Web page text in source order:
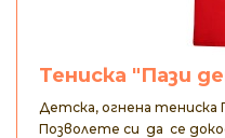
Тениска "Пази
Детска, огнена тениска
Позволете си да се